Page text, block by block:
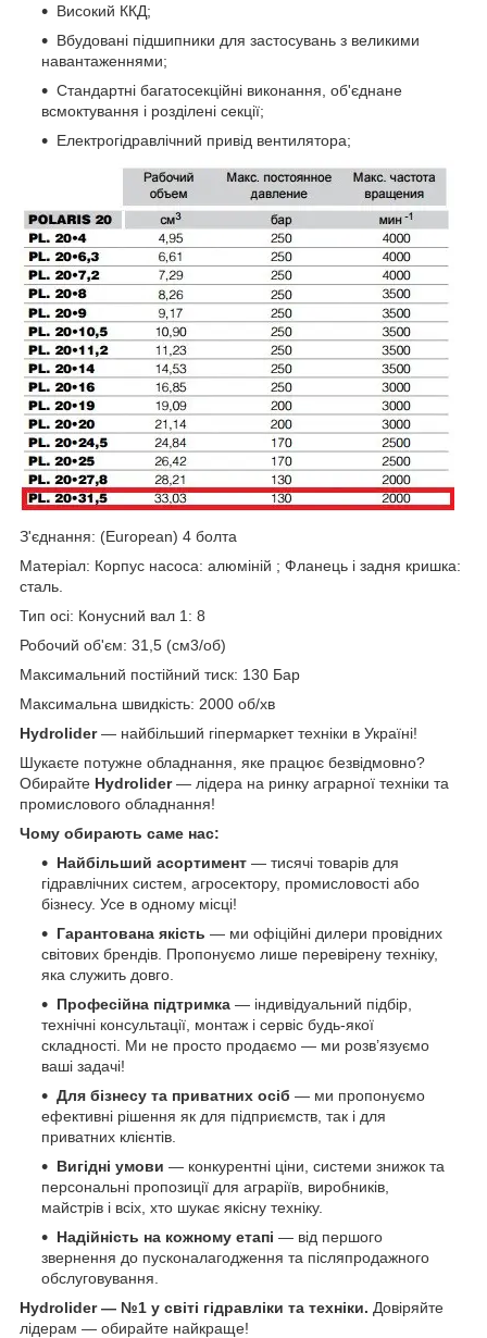
Високий ККД;
Вбудовані підшипники для застосувань з великими
навантаженнями;
Стандартні багатосекційні виконання, об'єднане
всмоктування і розділені секції;
Електрогідравлічний привід вентилятора;
З'єднання: (European) 4 болта
Матеріал: Корпус насоса: алюміній ; Фланець і задня кришка:
сталь.
Тип осі: Конусний вал 1: 8
Робочий об'єм: 31,5 (см3/об)
Максимальний постійний тиск: 130 Бар
Максимальна швидкість: 2000 об/хв
Hydrolider— найбільший гіпермаркет техніки в Україні!
Шукаєте потужне обладнання, яке працює безвідмовно?
Обирайте Hydrolider— лідера на ринку аграрної техніки та
промислового обладнання!
Чому обирають саме нас:
Найбільший асортимент — тисячі товарів для
гідравлічних систем, агросектору, промисловості або
бізнесу. Усе в одному місці!
Гарантована якість — ми офіційні дилери провідних
світових брендів. Пропонуємо лише перевірену техніку,
яка служить довго.
Професійна підтримка — індивідуальний підбір,
технічні консультації, монтаж і сервіс будь-якої
складності. Ми не просто продаємо — ми розв’язуємо
ваші задачі!
Для бізнесу та приватних осіб — ми пропонуємо
ефективні рішення як для підприємств, так і для
приватних клієнтів.
Вигідні умови — конкурентні ціни, системи знижок та
персональні пропозиції для аграріїв, виробників,
майстрів і всіх, хто шукає якісну техніку.
Надійність на кожному етапі — від першого
звернення до пусконалагодження та післяпродажного
обслуговування.
Hydrolider — №1 у світі гідравліки та техніки. Довіряйте
лідерам — обирайте найкраще!